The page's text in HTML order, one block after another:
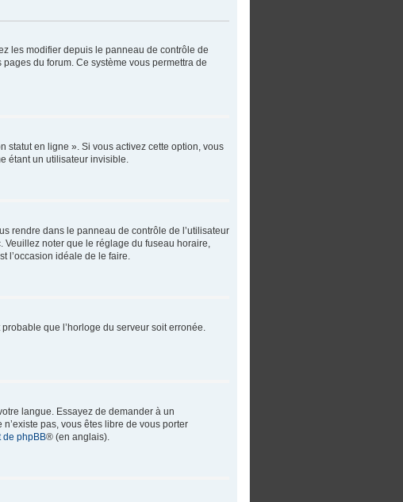
les modifier depuis le panneau de contrôle de
du forum. Ce système vous permettra de
statut en ligne ». Si vous activez cette option, vous
étant un utilisateur invisible.
rendre dans le panneau de contrôle de l’utilisateur
Veuillez noter que le réglage du fuseau horaire,
l’occasion idéale de le faire.
que l’horloge du serveur soit erronée.
langue. Essayez de demander à un
pas, vous êtes libre de vous porter
de phpBB® (en anglais).